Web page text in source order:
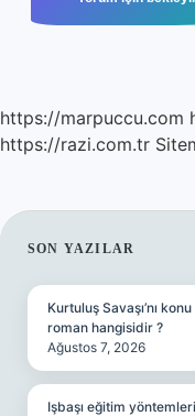
https://marpuccu.com
https://razi.com.tr
SIDEBAR
SON YAZILAR
Kurtuluş Savaşı’nı
roman hangisidir ?
Ağustos 7, 2026
Işbaşı eğitim